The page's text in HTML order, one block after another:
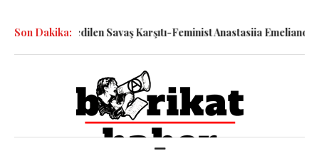
Son Dakika:
Katledilen Savaş Karşıtı-Feminist Anastasiia Emelianova’nın